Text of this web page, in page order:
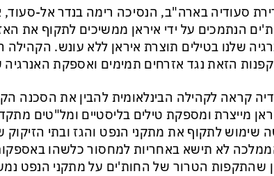
סעודיה בארה"ב, הנסיכה רימה בנדר אל-
הנתמכים על ידי איראן ממשיכים לתקוף את
שלנו בטילים תוצרת איראן ללא עונש. הקהילה
הזאת נגד אזרחים תמימים ואספקת
קראה לקהילה הבינלאומית להבין את הסכנה
מייצרת ומספקת טילים בליסטיים ומל"טים
שימוש לתקוף את מתקני הנפט והגז ובתי הזיקוק
לא תישא באחריות למחסור כלשהו
שהתקפות הטרור של החות'ים על מתקני הנפט